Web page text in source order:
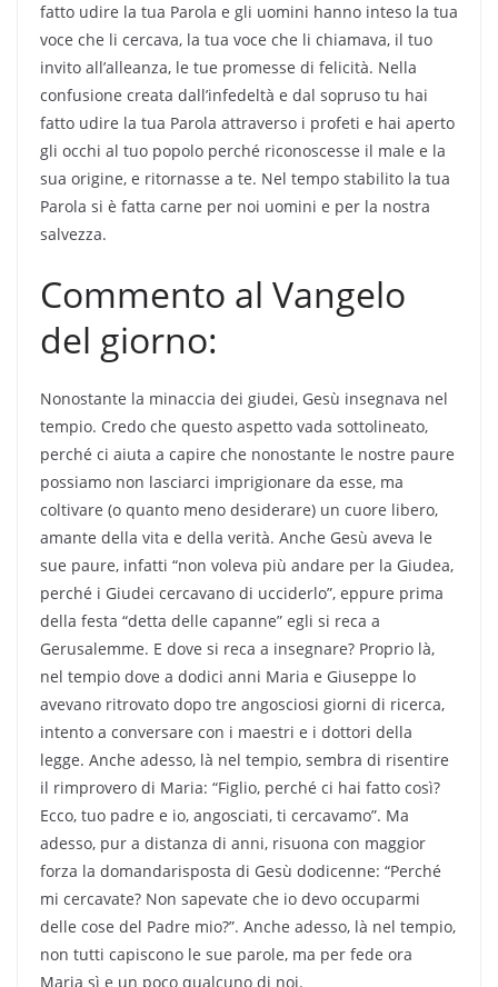
fatto udire la tua Parola e gli uomini hanno inteso la tua
voce che li cercava, la tua voce che li chiamava, il tuo
invito all’alleanza, le tue promesse di felicità. Nella
confusione creata dall’infedeltà e dal sopruso tu hai
fatto udire la tua Parola attraverso i profeti e hai aperto
gli occhi al tuo popolo perché riconoscesse il male e la
sua origine, e ritornasse a te. Nel tempo stabilito la tua
Parola si è fatta carne per noi uomini e per la nostra
salvezza.
Commento al Vangelo
del giorno:
Nonostante la minaccia dei giudei, Gesù insegnava nel
tempio. Credo che questo aspetto vada sottolineato,
perché ci aiuta a capire che nonostante le nostre paure
possiamo non lasciarci imprigionare da esse, ma
coltivare (o quanto meno desiderare) un cuore libero,
amante della vita e della verità. Anche Gesù aveva le
sue paure, infatti “non voleva più andare per la Giudea,
perché i Giudei cercavano di ucciderlo”, eppure prima
della festa “detta delle capanne” egli si reca a
Gerusalemme. E dove si reca a insegnare? Proprio là,
nel tempio dove a dodici anni Maria e Giuseppe lo
avevano ritrovato dopo tre angosciosi giorni di ricerca,
intento a conversare con i maestri e i dottori della
legge. Anche adesso, là nel tempio, sembra di risentire
il rimprovero di Maria: “Figlio, perché ci hai fatto così?
Ecco, tuo padre e io, angosciati, ti cercavamo”. Ma
adesso, pur a distanza di anni, risuona con maggior
forza la domandarisposta di Gesù dodicenne: “Perché
mi cercavate? Non sapevate che io devo occuparmi
delle cose del Padre mio?”. Anche adesso, là nel tempio,
non tutti capiscono le sue parole, ma per fede ora
Maria sì e un poco qualcuno di noi.